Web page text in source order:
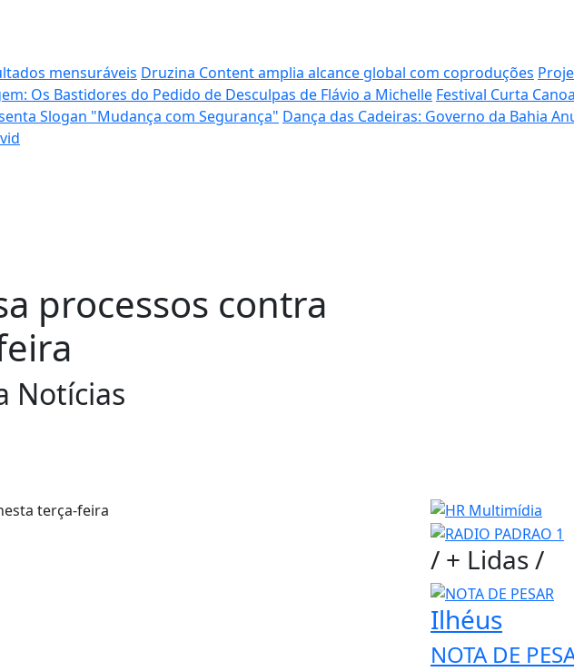
mensuráveis Druzina Content amplia alcance global com coproduções
Os Bastidores do Pedido de Desculpas de Flávio a Michelle Festival Curta
Slogan "Mudança com Segurança" Dança das Cadeiras: Governo da Bahia
processos contra
Notícias
/ + Lidas/
Ilhéus
NOTA DE